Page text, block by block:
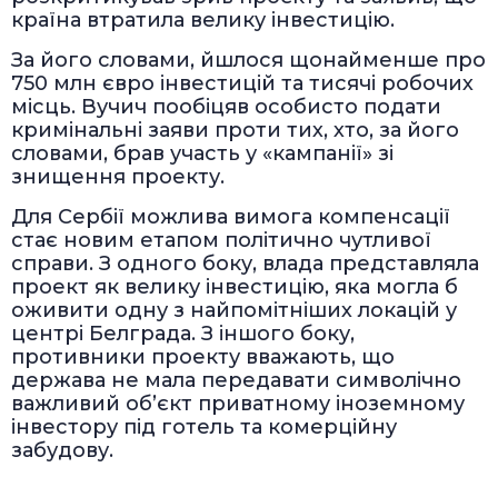
країна втратила велику інвестицію.
За його словами, йшлося щонайменше про
750 млн євро інвестицій та тисячі робочих
місць. Вучич пообіцяв особисто подати
кримінальні заяви проти тих, хто, за його
словами, брав участь у «кампанії» зі
знищення проекту.
Для Сербії можлива вимога компенсації
стає новим етапом політично чутливої
справи. З одного боку, влада представляла
проект як велику інвестицію, яка могла б
оживити одну з найпомітніших локацій у
центрі Белграда. З іншого боку,
противники проекту вважають, що
держава не мала передавати символічно
важливий об’єкт приватному іноземному
інвестору під готель та комерційну
забудову.